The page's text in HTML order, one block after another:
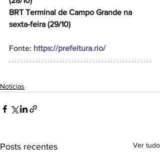
BRT Terminal de Campo Grande na
sexta-feira (29/10)
Fonte: https://prefeitura.rio/
Notícias
Posts recentes Ver tudo